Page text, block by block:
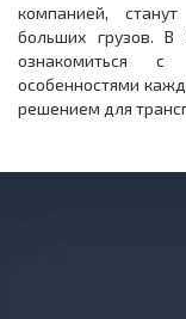
компанией,
больших грузов.
ознакомиться с
особенностями
решением для